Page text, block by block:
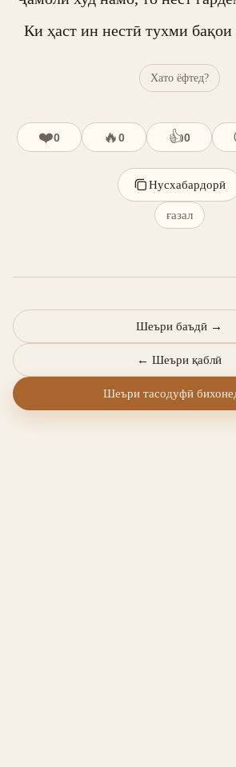
Ки ҳаст ин нестӣ тухми
Хато ёфтед?
❤️0 🔥0 👍0
Нусхабардорӣ
ғазал
← Шеъри қаблӣ
Шеъри баъдӣ →
Шеъри тасодуфӣ